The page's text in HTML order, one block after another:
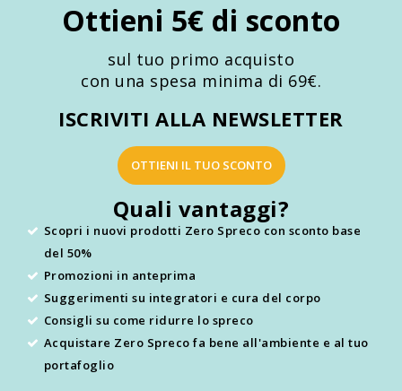
Ottieni 5€ di sconto
sul tuo primo acquisto
con una spesa minima di 69€.
ISCRIVITI ALLA NEWSLETTER
OTTIENI IL TUO SCONTO
Quali vantaggi?
Scopri i nuovi prodotti Zero Spreco con sconto base
del 50%
Promozioni in anteprima
Suggerimenti su integratori e cura del corpo
Consigli su come ridurre lo spreco
Acquistare Zero Spreco fa bene all'ambiente e al tuo
portafoglio